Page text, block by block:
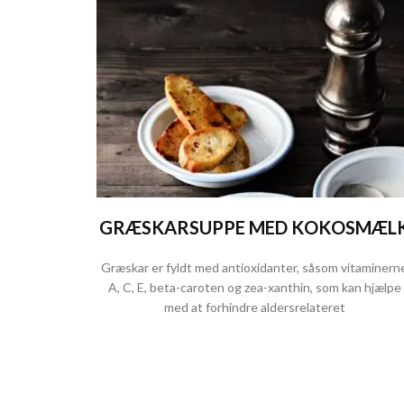
GRÆSKARSUPPE MED
Græskar er fyldt med antioxidanter, såsom
A, C, E, beta-caroten og zea-xanthin, som kan hjælpe
med at forhindre aldersrelateret